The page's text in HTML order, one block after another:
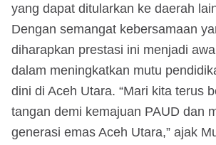
yang dapat ditularkan ke daerah
Dengan semangat kebersamaan
diharapkan prestasi ini menjadi
dalam meningkatkan mutu
dini di Aceh Utara. “Mari kita terus
tangan demi kemajuan PAUD dan
generasi emas Aceh Utara,” ajak